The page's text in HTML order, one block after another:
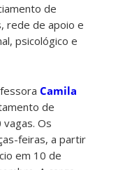
de
rede de apoio e
psicológico e
Camila
de
Os
feiras, a partir
em 10 de